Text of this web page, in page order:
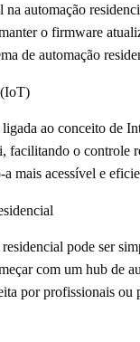
automação
o firmware
de automação
(IoT)
ao conceito de
facilitando o
mais acessível e
pode ser
com um hub de
por profissionais